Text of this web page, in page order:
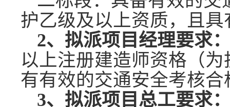
护乙级及以上资质，且
2、拟派项目经理要求
以上注册建造师资格（
有有效的交通安全考核合
3、拟派项目总工要求